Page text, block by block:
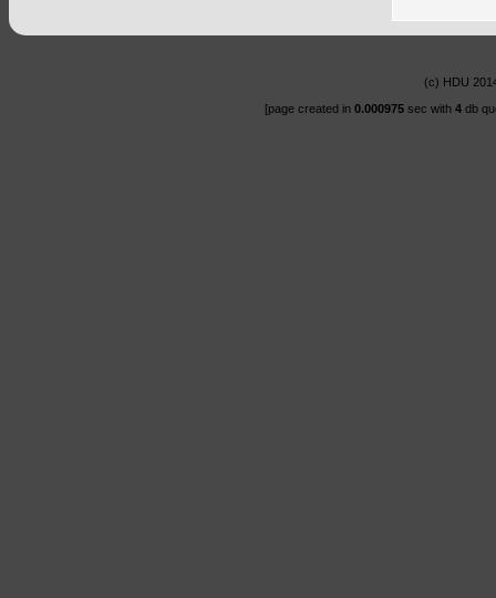
(c) HDU
[page created in 0.000975 sec with 4 db